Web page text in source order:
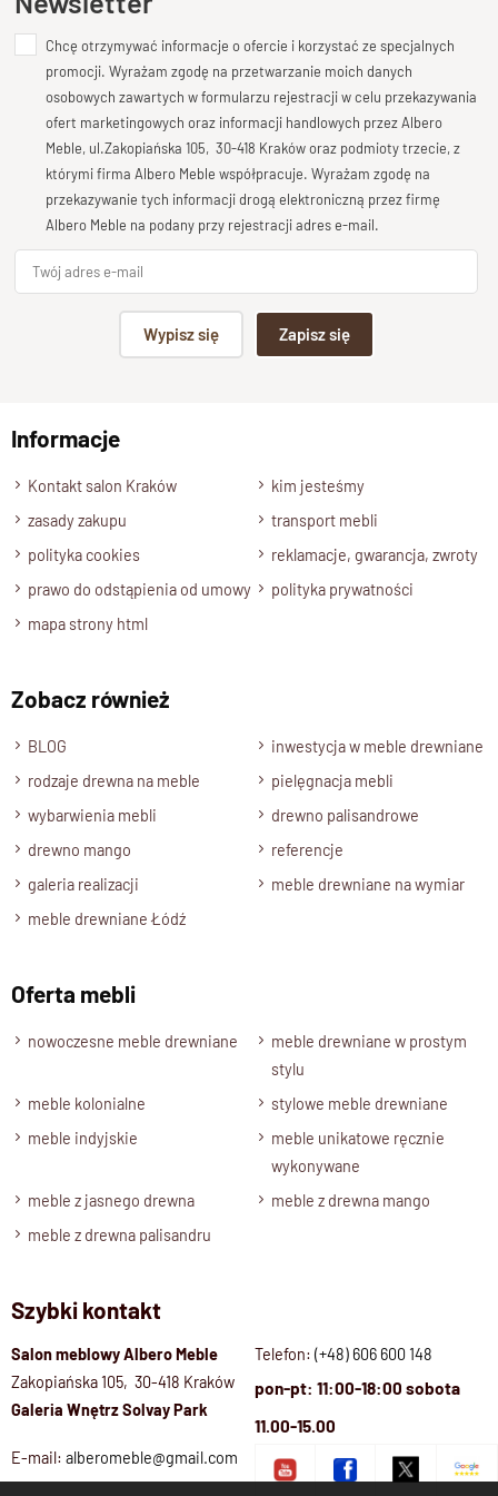
ponadczasowa.
Do jasnych wnętrz i naturalnych
aranżacji
Komoda Oslo w jasnym kolorze idealnie wpisuje się w
aranżacje utrzymane w duchujasnych, przestronnych
wnętrz. Doskonale komponuje się z naturalnymi dodatkami,
takimi jak len, bawełna czy kamień. To wybór zarówno
minimalistycznych
Ręcznie wykonana z litego
Każda komoda OSLO to efekt
Drewno mango jest cenione nie tylko za swoją trwałość, ale
też za wyjątkowy rysunek słojów. Dzięki temu każda sztuka
Funkcjonalność i wymiary
się w różnych pomieszczeniach:
w sypialni,
czy pokoju młodzieżowego.
Skandynawski styl i ponadczasowy design
minimalizm, naturalność i harmonię. To mebel, który łączy w
Dlaczego warto wybrać komodę
OSLO?
litego drewna mango
styl inspirowany
skandynawskim minimalizmem,
uniwersalny mebel – do sypialni, salonu i jasnych
funkcjonalność i ponadczasowa estetyka w jednym.
Dodaj opinię o produkcie
Twoja ocena
Bardzo dobry
Twoja opinia o produkcie
Podpis
Wyślij opinię
Chcę otrzymywać informacje o ofercie i korzystać ze specjalnych
promocji. Wyrażam zgodę na przetwarzanie moich danych
osobowych zawartych w formularzu rejestracji w celu przekazywania
ofert marketingowych oraz informacji handlowych przez Albero
Meble, ul.Zakopiańska 105, 30-418 Kraków oraz podmioty trzecie, z
którymi firma Albero Meble współpracuje. Wyrażam zgodę na
przekazywanie tych informacji drogą elektroniczną przez firmę
Albero Meble na podany przy rejestracji adres e-mail.
Wypisz się Zapisz się
Informacje
Kontakt salon Kraków
kim jesteśmy
zasady zakupu
transport mebli
polityka cookies
reklamacje, gwarancja, zwroty
prawo do odstąpienia od umowy
polityka prywatności
mapa strony html
Zobacz również
BLOG
inwestycja w meble drewniane
rodzaje drewna na meble
pielęgnacja mebli
wybarwienia mebli
drewno palisandrowe
drewno mango
referencje
galeria realizacji
meble drewniane na wymiar
meble drewniane Łódź
Oferta mebli
nowoczesne meble drewniane
meble drewniane w prostym
stylu
meble kolonialne
stylowe meble drewniane
meble indyjskie
meble unikatowe ręcznie
wykonywane
meble z jasnego drewna
meble z drewna mango
meble z drewna palisandru
Szybki kontakt
Salon meblowy Albero Meble
Zakopiańska 105, 30-418 Kraków
Galeria Wnętrz Solvay Park
Telefon: (+48) 606 600 148
pon-pt: 11:00-18:00 sobota
11.00-15.00
E-mail: alberomeble@gmail.com